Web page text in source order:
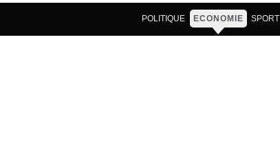
POLITIQUE ECONOMIE SPORT